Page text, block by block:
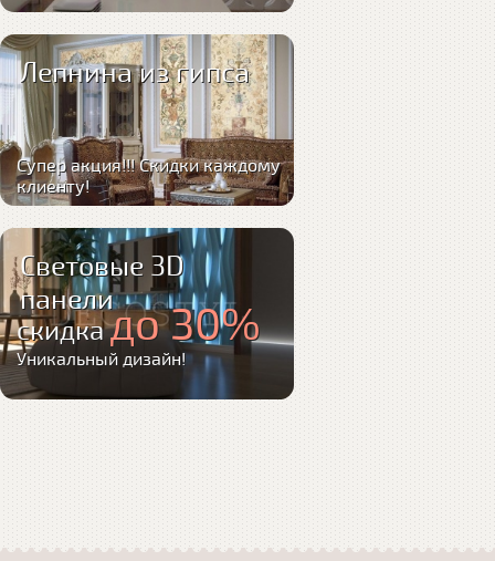
Лепнина из гипса
Супер акция!!! Скидки каждому
клиенту!
Световые 3D
панели
скидкадо 30%
Уникальный дизайн!